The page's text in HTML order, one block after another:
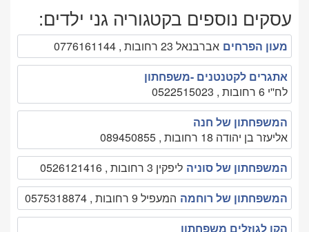
עסקים נוספים בקטגוריה גני ילדים:
מעון הפרחים אברבנאל 23 רחובות , 0776161144
אתגרים לקטנטנים -משפחתון
לח''י 6 רחובות , 0522515023
המשפחתון של חנה
אליעזר בן יהודה 18 רחובות , 089450855
המשפחתון של סוניה ליפקין 3 רחובות , 0526121416
המשפחתון של רוחמה המעפיל 9 רחובות , 0575318874
הקן לגוזלים משפחתון